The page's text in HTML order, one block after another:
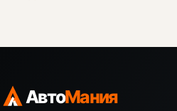
АвтоМания